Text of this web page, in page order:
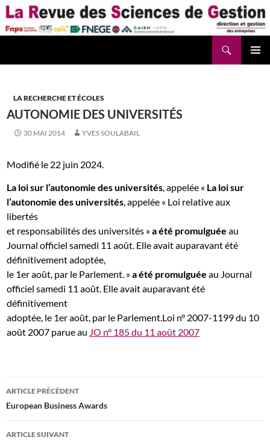
Aller
au
contenu
LA RECHERCHE ET ÉCOLES
AUTONOMIE DES UNIVERSITÉS
30 MAI 2014 YVES SOULABAIL
Modifié le 22 juin 2024.
La loi sur l’autonomie des universités, appelée « La loi sur
l’autonomie des universités, appelée « Loi relative aux
libertés
et responsabilités des universités »a été promulguée au
Journal officiel samedi 11 août. Elle avait auparavant été
définitivement adoptée,
le 1er août, par le Parlement. »a été promulguée au Journal
officiel samedi 11 août. Elle avait auparavant été
définitivement
adoptée, le 1er août, par le Parlement.Loi n° 2007-1199 du 10
août 2007 parue au JO n° 185 du 11 août 2007
Navigation
des
articles
ARTICLE PRÉCÉDENT
European Business Awards
ARTICLE SUIVANT